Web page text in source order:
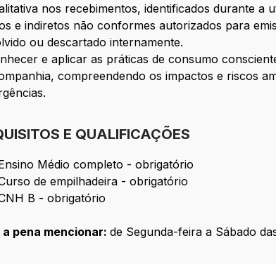
nos recebimentos, identificados durante a
e indiretos não conformes autorizados para
ou descartado internamente.
e aplicar as práticas de consumo
compreendendo os impactos e riscos
E QUALIFICAÇÕES
Médio completo - obrigatório
de empilhadeira - obrigatório
B - obrigatório
a pena mencionar:de Segunda-feira a Sábado